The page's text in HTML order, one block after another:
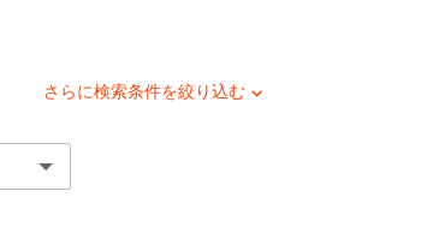
さらに検索条件を絞り込む